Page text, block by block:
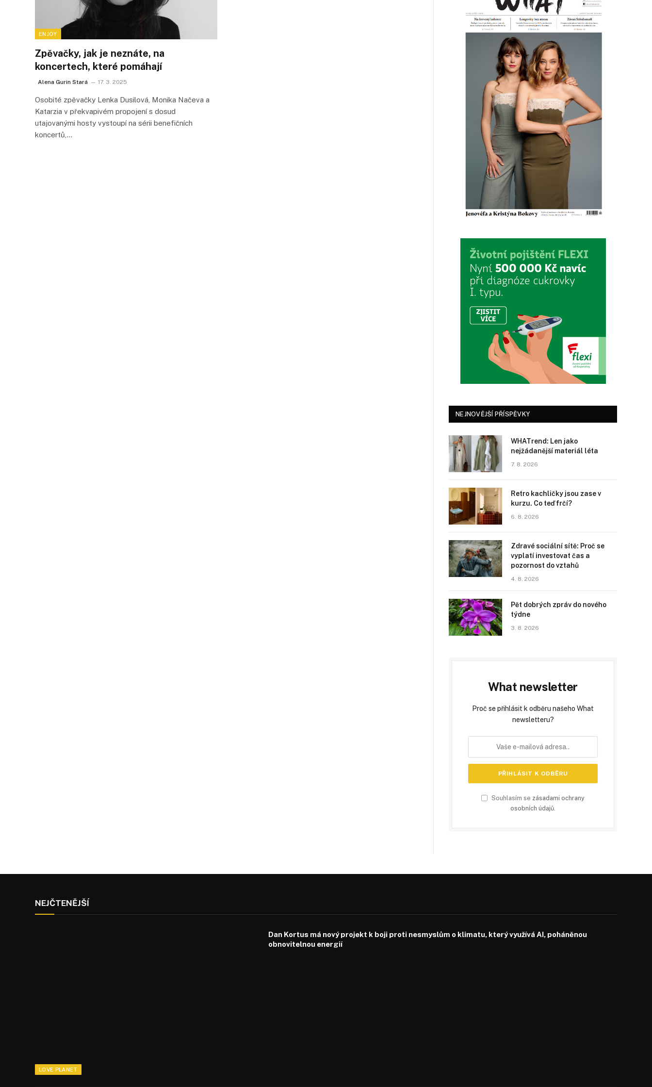
ENJOY
Zpěvačky, jak je neznáte, na
koncertech, které pomáhají
Alena Gurin Stará 17. 3. 2025
Osobité zpěvačky Lenka Dusilová, Monika Načeva a
Katarzia v překvapivém propojení s dosud
utajovanými hosty vystoupí na sérii benefičních
koncertů,…
NEJNOVĚJŠÍ PŘÍSPĚVKY
WHATrend: Len jako
nejžádanější materiál léta
7. 8. 2026
Retro kachličky jsou zase v
kurzu. Co teď frčí?
6. 8. 2026
Zdravé sociální sítě: Proč se
vyplatí investovat čas a
pozornost do vztahů
4. 8. 2026
Pět dobrých zpráv do nového
týdne
3. 8. 2026
What newsletter
Proč se přihlásit k odběru našeho What
newsletteru?
Souhlasím se zásadami ochrany
osobních údajů
NEJČTENĚJŠÍ
LOVE PLANET
Dan Kortus má nový projekt k boji proti nesmyslům o klimatu, který využívá AI, poháněnou
obnovitelnou energií